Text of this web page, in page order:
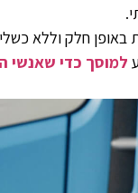
באופן חלק וללא
למוסך כדי שאנשי